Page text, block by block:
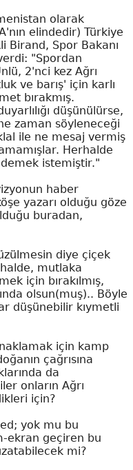
olarak
elindedir) Türkiye
Birand, Spor Bakanı
verdi: "Spordan
2'nci kez Ağrı
ve barış' için karlı
bırakmış.
düşünülürse,
zaman söyleneceği
ile ne mesaj vermiş
Herhalde
demek istemiştir."
haber
yazarı olduğu göze
buradan,
diye çiçek
mutlaka
için bırakılmış,
olsun(muş).. Böyle
düşünebilir kıymetli
için kamp
çağrısına
da
onların Ağrı
için?
yok mu bu
ekran geçiren bu
mi?